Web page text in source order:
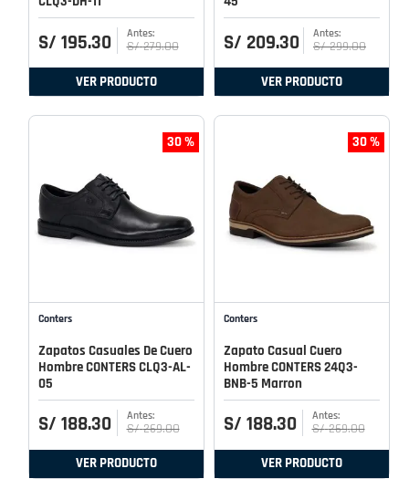
S/ 195.30 S/ 279.00
VER PRODUCTO
S/ 209.30 S/ 299.00
VER PRODUCTO
30 %
Conters
Zapatos Casuales De Cuero
Hombre CONTERS CLQ3-AL-
05
S/ 188.30 S/ 269.00
VER PRODUCTO
30 %
Conters
Zapato Casual Cuero
Hombre CONTERS 24Q3-
BNB-5 Marron
S/ 188.30 S/ 269.00
VER PRODUCTO